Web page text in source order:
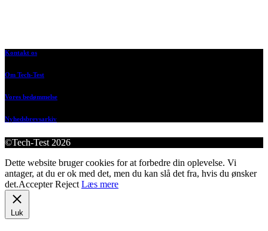
Kontakt os
Om Tech-Test
Vores bedømmelse
Nyhedsbrevsarkiv
©Tech-Test 2026
Dette website bruger cookies for at forbedre din oplevelse. Vi
antager, at du er ok med det, men du kan slå det fra, hvis du ønsker
det.Accepter Reject Læs mere
Luk